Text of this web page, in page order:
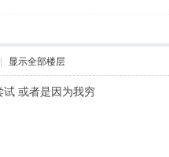
显示全部楼层
或者是因为我穷